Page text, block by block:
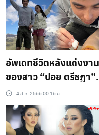
อัพเดทชีวิตหลังแต่งงาน
ของสาว “ปอย ตรีชฎา”
บอกได้เลยว่าหวาน ฟิน
สุดๆ
4 ส.ค. 2566 00:16 น.